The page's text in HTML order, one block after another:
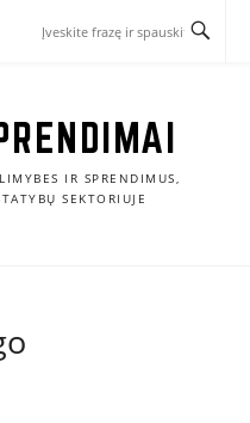
IR SPRENDIMUS,
SEKTORIUJE